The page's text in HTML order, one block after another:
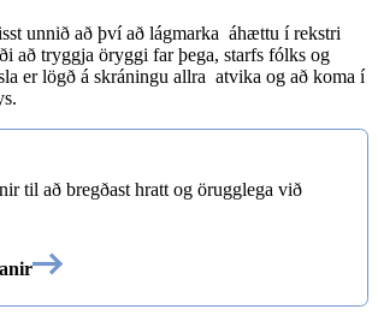
unnið að því að lágmarka ­ áhættu í rekstri
að tryggja öryggi far­ þega, starfs fólks og
er lögð á skráningu allra ­ atvika og að koma í
til að bregðast hratt og örugglega við